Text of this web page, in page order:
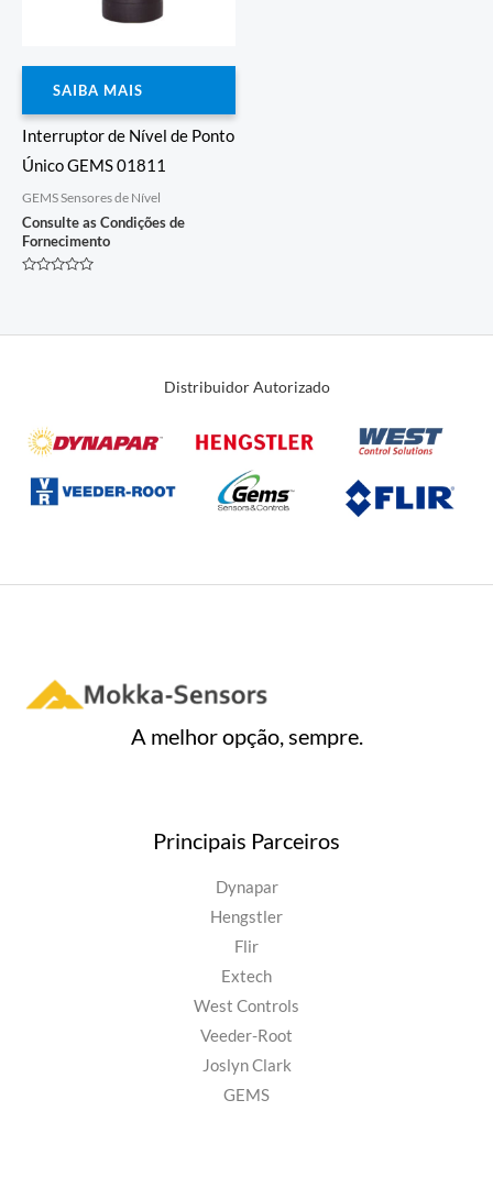
SAIBA MAIS
Interruptor de Nível de Ponto
Único GEMS 01811
GEMS Sensores de Nível
Consulte as Condições de
Fornecimento
Distribuidor Autorizado
A melhor opção, sempre.
Principais Parceiros
Dynapar
Hengstler
Flir
Extech
West Controls
Veeder-Root
Joslyn Clark
GEMS